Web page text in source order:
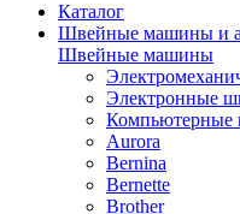
Каталог
Швейные машины и
Швейные машины
Электронные
Aurora
Bernina
Bernette
Brother